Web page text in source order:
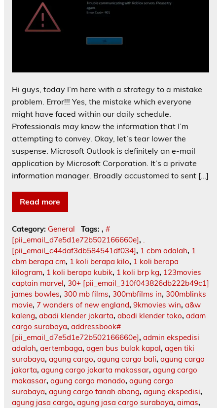
Hi guys, today I’m here with a strategy to a mistake
problem. Error!!! Yes, the mistake which everyone
might have faced within our daily schedule.
Professionals may know the information that I’m
attempting to convey. Okay, let’s tear lower the
suspense. Microsoft Outlook is definitely an e-mail
application by Microsoft Corporation. It’s a private
information manager. Broadly accustomed to sent […]
Read more
Category: General Tags: , #
[pii_email_d7e5d1e72b502166660e], .
[pii_email_c44daf3db584541df034], 1 cbm adalah, 1
cbm berapa cm, 1 koli berapa kilo, 1 koli berapa
kilogram, 1 koli berapa kubik, 1 koli brp kg, 123movies
captain marvel, 30+ [pii_email_310f043826db222b49c1]
james bowles, 300 mb films, 300mbfilms in, 300mblinks
movie, 7 wonders of new england, 9kmovies win, a&w
kaleng, abadi klender jakarta, abadi klender toko, adam
cargo surabaya, addressbook#
[pii_email_d7e5d1e72b502166660e], admin ekspedisi
adalah, aertembaga, agen bus bulak kapal, agen tiki
surabaya, agung cargo, agung cargo bali, agung cargo
jakarta, agung cargo jakarta makassar, agung cargo
makassar, agung cargo manado, agung cargo
surabaya, agung cargo tanah abang, agung ekspedisi,
agung jasa cargo, agung jasa cargo surabaya, aimas,